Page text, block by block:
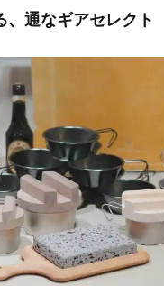
、通なギアセレクト